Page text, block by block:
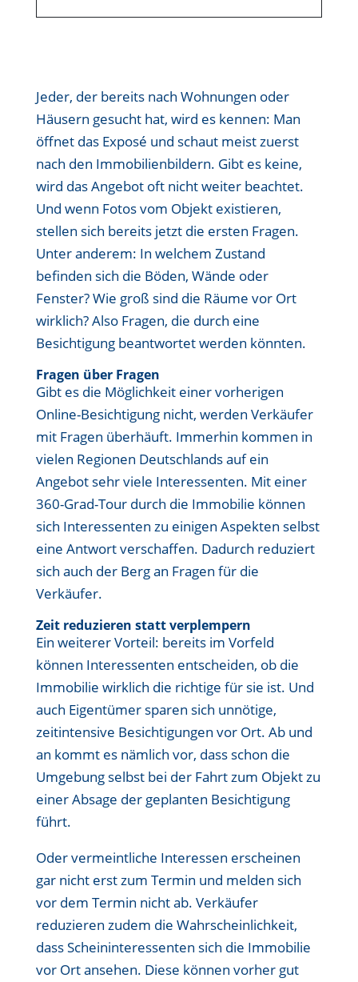
Jeder, der bereits nach Wohnungen oder
Häusern gesucht hat, wird es kennen: Man
öffnet das Exposé und schaut meist zuerst
nach den Immobilienbildern. Gibt es keine,
wird das Angebot oft nicht weiter beachtet.
Und wenn Fotos vom Objekt existieren,
stellen sich bereits jetzt die ersten Fragen.
Unter anderem: In welchem Zustand
befinden sich die Böden, Wände oder
Fenster? Wie groß sind die Räume vor Ort
wirklich? Also Fragen, die durch eine
Besichtigung beantwortet werden könnten.
Fragen über Fragen
Gibt es die Möglichkeit einer vorherigen
Online-Besichtigung nicht, werden Verkäufer
mit Fragen überhäuft. Immerhin kommen in
vielen Regionen Deutschlands auf ein
Angebot sehr viele Interessenten. Mit einer
360-Grad-Tour durch die Immobilie können
sich Interessenten zu einigen Aspekten selbst
eine Antwort verschaffen. Dadurch reduziert
sich auch der Berg an Fragen für die
Verkäufer.
Zeit reduzieren statt verplempern
Ein weiterer Vorteil: bereits im Vorfeld
können Interessenten entscheiden, ob die
Immobilie wirklich die richtige für sie ist. Und
auch Eigentümer sparen sich unnötige,
zeitintensive Besichtigungen vor Ort. Ab und
an kommt es nämlich vor, dass schon die
Umgebung selbst bei der Fahrt zum Objekt zu
einer Absage der geplanten Besichtigung
führt.
Oder vermeintliche Interessen erscheinen
gar nicht erst zum Termin und melden sich
vor dem Termin nicht ab. Verkäufer
reduzieren zudem die Wahrscheinlichkeit,
dass Scheininteressenten sich die Immobilie
vor Ort ansehen. Diese können vorher gut